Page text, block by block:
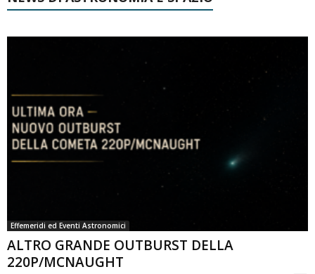
Effemeridi ed Eventi Astronomici
ALTRO GRANDE OUTBURST DELLA
220P/MCNAUGHT